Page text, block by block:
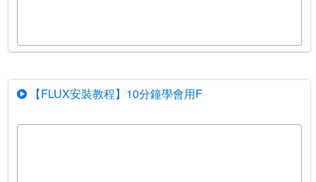
【FLUX安裝教程】10分鐘學會用F